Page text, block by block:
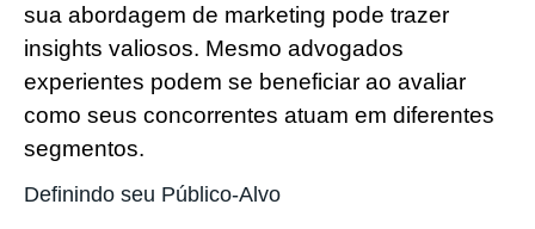
sua abordagem de marketing pode trazer
insights valiosos. Mesmo advogados
experientes podem se beneficiar ao avaliar
como seus concorrentes atuam em diferentes
segmentos.
Definindo seu Público-Alvo